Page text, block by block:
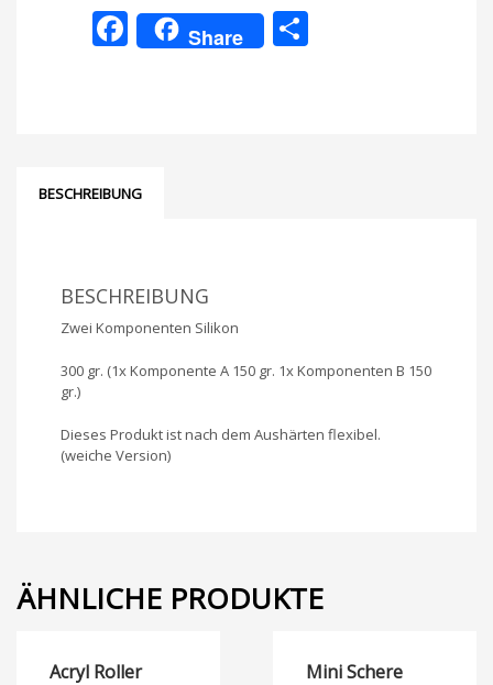
Facebook
Share
BESCHREIBUNG
BESCHREIBUNG
Zwei Komponenten Silikon
300 gr. (1x Komponente A 150 gr. 1x Komponenten B 150
gr.)
Dieses Produkt ist nach dem Aushärten flexibel.
(weiche Version)
ÄHNLICHE PRODUKTE
Acryl Roller Mini Schere